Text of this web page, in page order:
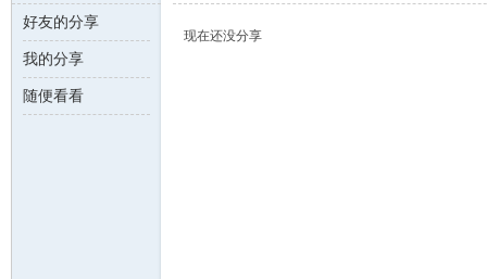
数 ›
好友的分享
我的分享
随便看看
现在还没分享